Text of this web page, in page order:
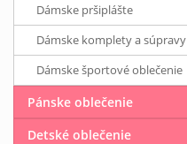
Dámske pršiplášte
Dámske komplety a súpravy
Dámske športové oblečenie
Pánske oblečenie
Detské oblečenie